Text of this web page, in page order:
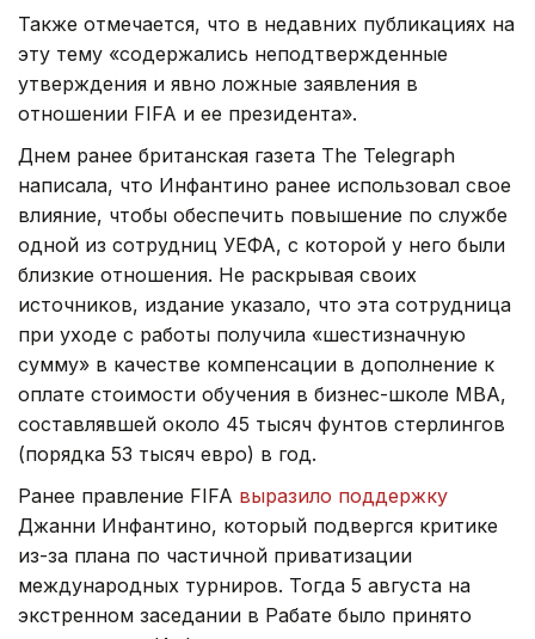
Также отмечается, что в недавних публикациях на
эту тему «содержались неподтвержденные
утверждения и явно ложные заявления в
отношении FIFA и ее президента».
Днем ранее британская газета The Telegraph
написала, что Инфантино ранее использовал свое
влияние, чтобы обеспечить повышение по службе
одной из сотрудниц УЕФА, с которой у него были
близкие отношения. Не раскрывая своих
источников, издание указало, что эта сотрудница
при уходе с работы получила «шестизначную
сумму» в качестве компенсации в дополнение к
оплате стоимости обучения в бизнес-школе МВА,
составлявшей около 45 тысяч фунтов стерлингов
(порядка 53 тысяч евро) в год.
Ранее правление FIFA выразило поддержку
Джанни Инфантино, который подвергся критике
из-за плана по частичной приватизации
международных турниров. Тогда 5 августа на
экстренном заседании в Рабате было принято